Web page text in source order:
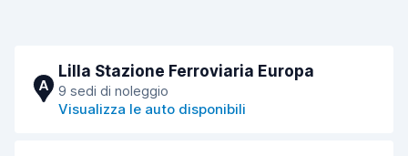
A
Lilla Stazione Ferroviaria Europa
9 sedi di noleggio
Visualizza le auto disponibili